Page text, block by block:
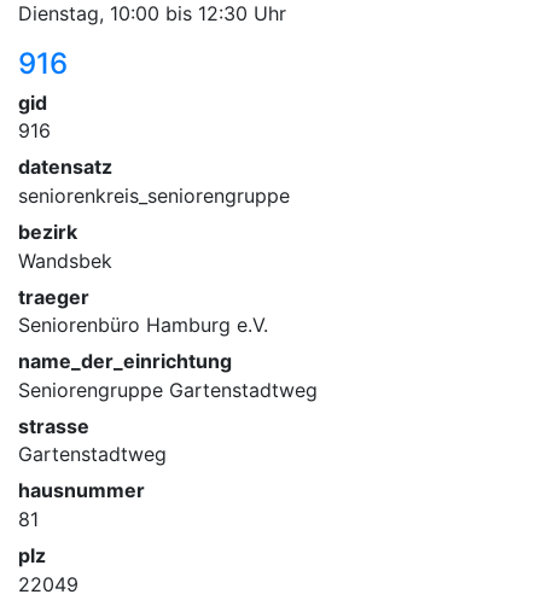
Dienstag, 10:00 bis 12:30 Uhr
916
gid
916
datensatz
seniorenkreis_seniorengruppe
bezirk
Wandsbek
traeger
Seniorenbüro Hamburg e.V.
name_der_einrichtung
Seniorengruppe Gartenstadtweg
strasse
Gartenstadtweg
hausnummer
81
plz
22049